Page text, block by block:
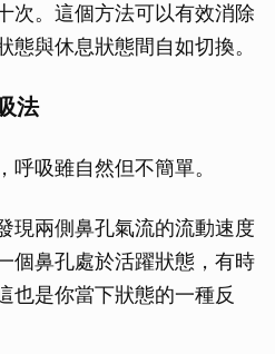
次。這個方法可以有效消除
態與休息狀態間自如切換。
法
吸雖自然但不簡單。
現兩側鼻孔氣流的流動速度
個鼻孔處於活躍狀態，有時
也是你當下狀態的一種反